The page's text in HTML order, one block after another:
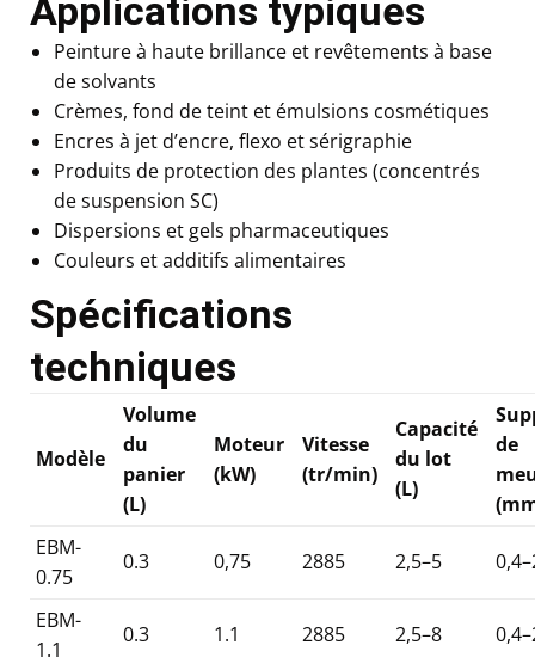
Applications typiques
Peinture à haute brillance et revêtements à base
de solvants
Crèmes, fond de teint et émulsions cosmétiques
Encres à jet d’encre, flexo et sérigraphie
Produits de protection des plantes (concentrés
de suspension SC)
Dispersions et gels pharmaceutiques
Couleurs et additifs alimentaires
Spécifications
techniques
Modèle
Volume
du
panier
(L)
Moteur
(kW)
Vitesse
(tr/min)
Capacité
du lot
(L)
de
EBM-
0.75
0.3 0,75 2885 2,5–5
EBM-
1.1
0.3 1.1 2885 2,5–8